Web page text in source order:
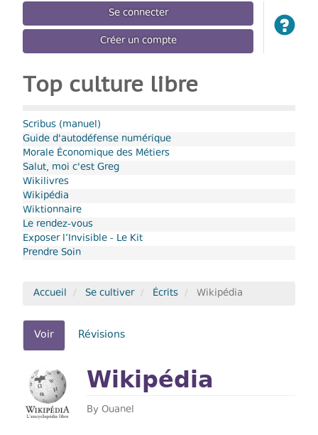
Se connecter
Créer un compte
Top culture libre
Scribus (manuel)
Guide d'autodéfense numérique
Morale Économique des Métiers
Salut, moi c'est Greg
Wikilivres
Wikipédia
Wiktionnaire
Le rendez-vous
Exposer l’Invisible - Le Kit
Prendre Soin
Accueil Se cultiver Écrits Wikipédia
Onglets
principaux
Voir (onglet
actif)
Révisions
Wikipédia
By Ouanel